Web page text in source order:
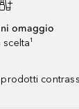
omaggio